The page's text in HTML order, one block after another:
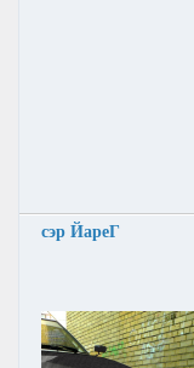
сэр ЙареГ